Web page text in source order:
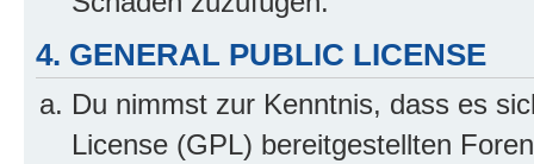
4. GENERAL PUBLIC LICENSE
Du nimmst zur Kenntnis, dass es
License (GPL) bereitgestellten